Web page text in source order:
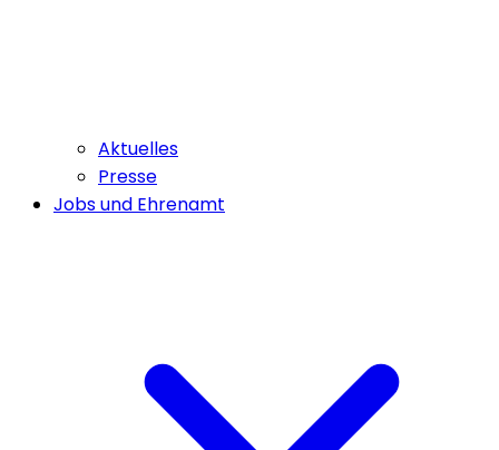
Aktuelles
Presse
Jobs und Ehrenamt